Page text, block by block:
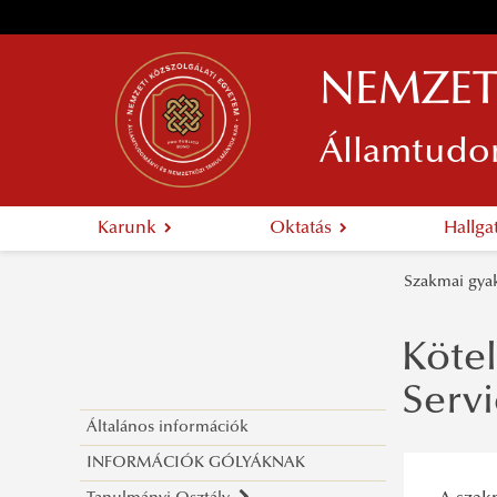
Karunk Oktatás
Szakmai
Általános információk
INFORMÁCIÓK GÓLYÁKNAK